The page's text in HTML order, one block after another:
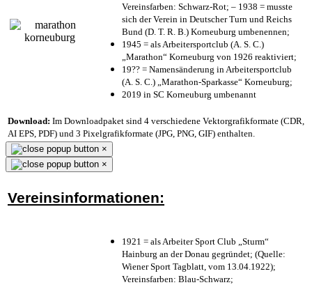
Vereinsfarben: Schwarz-Rot; – 1938 = musste
sich der Verein in Deutscher Turn und Reichs
Bund (D. T. R. B.) Korneuburg umbenennen;
1945 = als Arbeitersportclub (A. S. C.)
„Marathon“ Korneuburg von 1926 reaktiviert;
19?? = Namensänderung in Arbeitersportclub
(A. S. C.) „Marathon-Sparkasse“ Korneuburg;
2019 in SC Korneuburg umbenannt
Download: Im Downloadpaket sind 4 verschiedene Vektorgrafikformate (CDR,
AI EPS, PDF) und 3 Pixelgrafikformate (JPG, PNG, GIF) enthalten.
×
×
Vereinsinformationen:
1921 = als Arbeiter Sport Club „Sturm“
Hainburg an der Donau gegründet; (Quelle:
Wiener Sport Tagblatt, vom 13.04.1922);
Vereinsfarben: Blau-Schwarz;